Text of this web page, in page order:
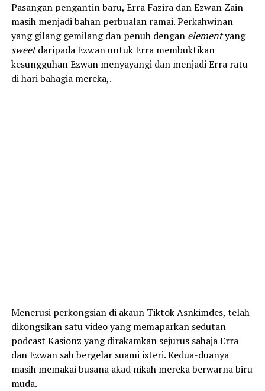
Pasangan pengantin baru, Erra Fazira dan Ezwan Zain
masih menjadi bahan perbualan ramai. Perkahwinan
yang gilang gemilang dan penuh dengan elementyang
sweetdaripada Ezwan untuk Erra membuktikan
kesungguhan Ezwan menyayangi dan menjadi Erra ratu
di hari bahagia mereka,.
Menerusi perkongsian di akaun Tiktok Asnkimdes, telah
dikongsikan satu video yang memaparkan sedutan
podcast Kasionz yang dirakamkan sejurus sahaja Erra
dan Ezwan sah bergelar suami isteri. Kedua-duanya
masih memakai busana akad nikah mereka berwarna biru
muda.